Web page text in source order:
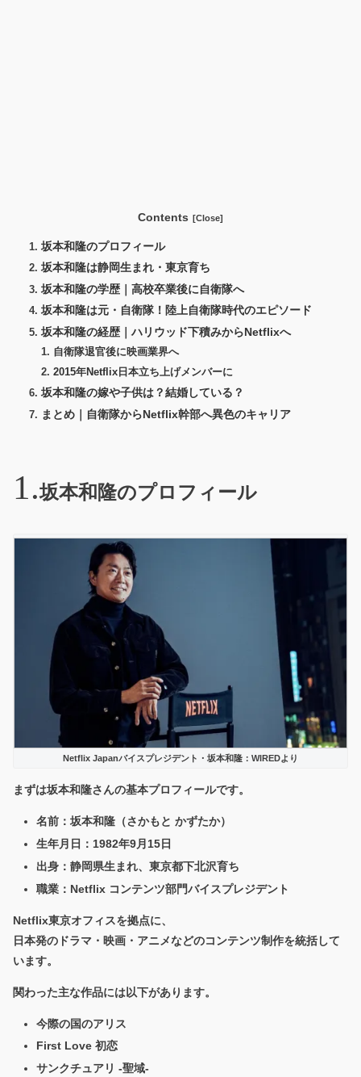
Contents
坂本和隆のプロフィール
坂本和隆は静岡生まれ・東京育ち
坂本和隆の学歴｜高校卒業後に自衛隊へ
坂本和隆は元・自衛隊！陸上自衛隊時代のエピソード
坂本和隆の経歴｜ハリウッド下積みからNetflixへ
自衛隊退官後に映画業界へ
2015年Netflix日本立ち上げメンバーに
坂本和隆の嫁や子供は？結婚している？
まとめ｜自衛隊からNetflix幹部へ異色のキャリア
坂本和隆のプロフィール
Netflix Japanバイスプレジデント・坂本和隆：WIREDより
まずは坂本和隆さんの基本プロフィールです。
名前：坂本和隆（さかもと かずたか）
生年月日：1982年9月15日
出身：静岡県生まれ、東京都下北沢育ち
職業：Netflix コンテンツ部門バイスプレジデント
Netflix東京オフィスを拠点に、
日本発のドラマ・映画・アニメなどのコンテンツ制作を統括して
います。
関わった主な作品には以下があります。
今際の国のアリス
First Love 初恋
サンクチュアリ -聖域-